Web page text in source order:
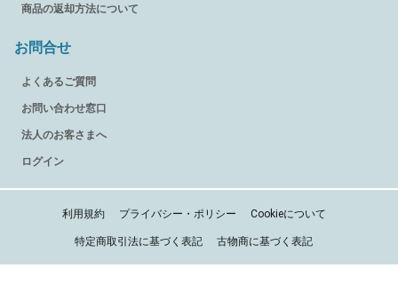
商品の返却方法について
お問合せ
よくあるご質問
お問い合わせ窓口
法人のお客さまへ
ログイン
利用規約 プライバシー・ポリシー Cookieについて
特定商取引法に基づく表記 古物商に基づく表記